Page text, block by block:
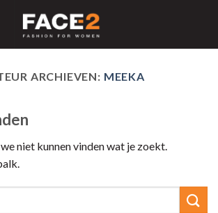
ARCHIEVEN: MEEKA
niet kunnen vinden wat je zoekt.